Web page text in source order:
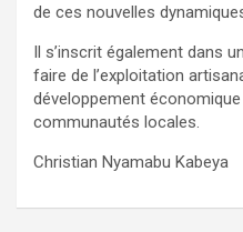
de ces nouvelles
Il s’inscrit également dans
faire de l’exploitation
développement
communautés locales.
Christian Nyamabu Kabeya